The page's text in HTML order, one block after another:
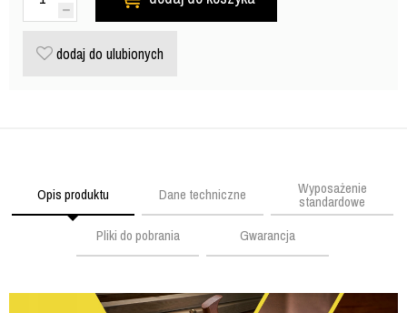
dodaj do ulubionych
Opis produktu Dane techniczne Wyposażenie
standardowe
Pliki do pobrania
Gwarancja